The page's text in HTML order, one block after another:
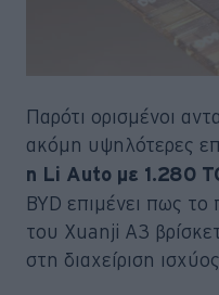
Παρότι ορισμένοι
ακόμη υψηλότερες
η Li Auto με 1.280
BYD επιμένει πως
του Xuanji A3
στη διαχείριση ισχύος.